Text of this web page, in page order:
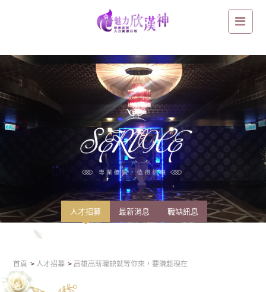
人才招募 最新消息 職缺訊息
首頁 人才招募 高雄高薪職缺就等你來，要賺趁現在